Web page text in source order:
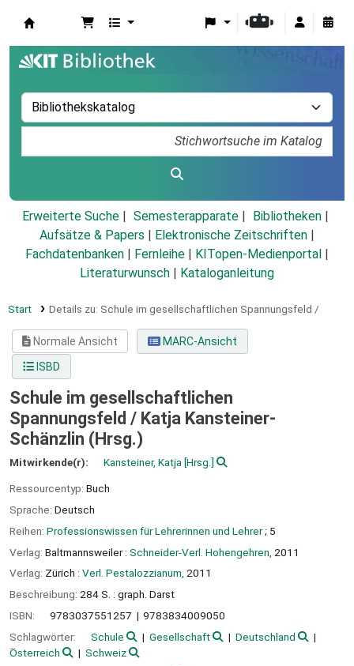
Erweiterte Suche Semesterapparate
Bibliotheken
Aufsätze & Papers
Elektronische Zeitschriften
Fachdatenbanken
Fernleihe KITopen-Medienportal
Literaturwunsch
Kataloganleitung
Start Details zu: Schule im gesellschaftlichen Spannungsfeld /
Normale Ansicht
MARC-Ansicht
ISBD
Schule im gesellschaftlichen
Spannungsfeld / Katja Kansteiner-
Schänzlin (Hrsg.)
Mitwirkende(r): Kansteiner, Katja [Hrsg.]
Ressourcentyp: Buch
Sprache: Deutsch
Reihen: Professionswissen für Lehrerinnen und Lehrer; 5
Verlag: Baltmannsweiler : Schneider-Verl. Hohengehren, 2011
Verlag: Zürich : Verl. Pestalozzianum, 2011
Beschreibung: 284 S. : graph. Darst
ISBN:
9783037551257
9783834009050
Schlagwörter:
Schule Gesellschaft
Deutschland
Österreich
Schweiz